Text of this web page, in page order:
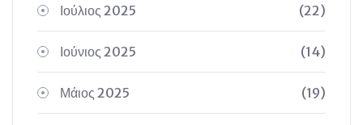
Ιούλιος 2025 (22)
Ιούνιος 2025 (14)
Μάιος 2025 (19)